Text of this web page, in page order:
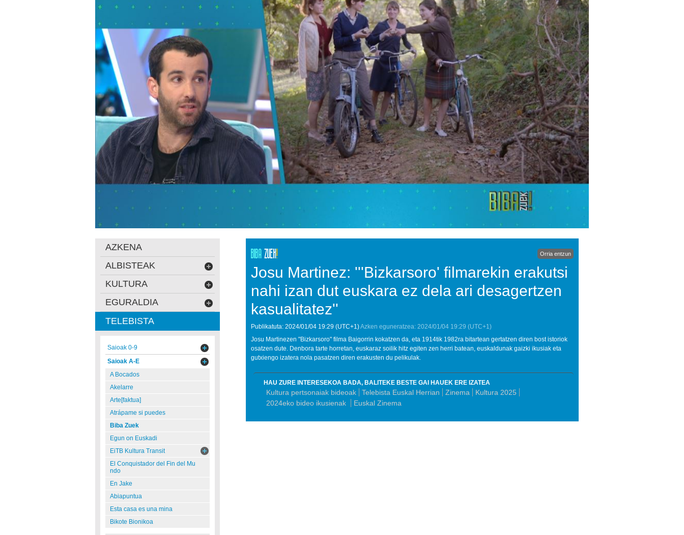
Orria entzun
Josu Martinez: '''Bizkarsoro' filmarekin erakutsi
nahi izan dut euskara ez dela ari desagertzen
kasualitatez''
Publikatuta: 2024/01/04 19:29 (UTC+1)Azken eguneratzea: 2024/01/04 19:29 (UTC+1)
Josu Martinezen "Bizkarsoro" filma Baigorrin kokatzen da, eta 1914tik 1982ra bitartean gertatzen diren bost istoriok
osatzen dute. Denbora tarte horretan, euskaraz soilik hitz egiten zen herri batean, euskaldunak gaizki ikusiak eta
gutxiengo izatera nola pasatzen diren erakusten du pelikulak.
HAU ZURE INTERESEKOA BADA, BALITEKE BESTE GAI HAUEK ERE IZATEA
Kultura pertsonaiak bideoak Telebista Euskal Herrian Zinema
Kultura 2025
2024eko bideo ikusienak
Euskal Zinema
AZKENA
ALBISTEAK
KULTURA
EGURALDIA
TELEBISTA
Saioak 0-9
Saioak A-E
A Bocados
Akelarre
Arte[faktua]
Atrápame si puedes
Biba Zuek
Egun on Euskadi
EiTB Kultura Transit
El Conquistador del Fin del Mu
ndo
En Jake
Abiapuntua
Esta casa es una mina
Bikote Bionikoa